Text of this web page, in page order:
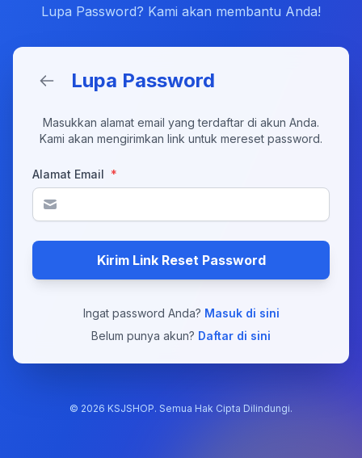
Lupa Password? Kami akan membantu Anda!
Lupa Password
Masukkan alamat email yang terdaftar di akun Anda.
Kami akan mengirimkan link untuk mereset password.
Alamat Email *
Kirim Link Reset Password
Ingat password Anda? Masuk di sini
Belum punya akun? Daftar di sini
© 2026 KSJSHOP. Semua Hak Cipta Dilindungi.